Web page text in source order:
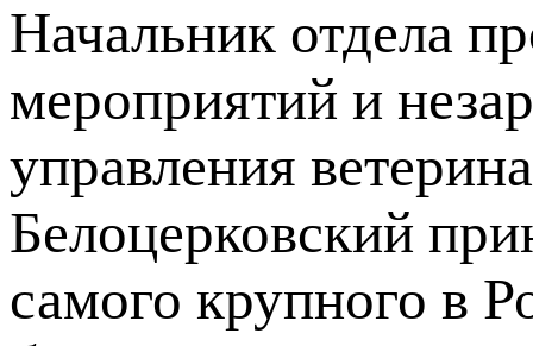
Начальник отдела
мероприятий и
управления
Белоцерковский
самого крупного в